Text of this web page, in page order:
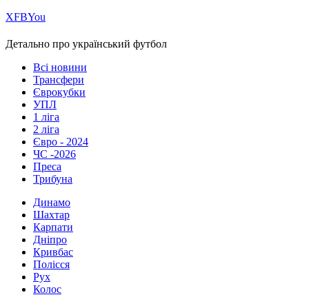
ХFBYou
Детально про український футбол
Всі новини
Трансфери
Єврокубки
УПЛ
1 ліга
2 ліга
Євро - 2024
ЧС -2026
Преса
Трибуна
Динамо
Шахтар
Карпати
Дніпро
Кривбас
Полісся
Рух
Колос